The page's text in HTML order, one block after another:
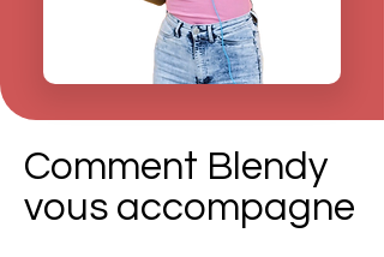
Comment Blendy
vous accompagne